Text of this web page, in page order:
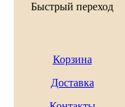
Быстрый переход
Корзина
Доставка